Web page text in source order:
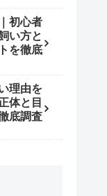
初心者
い方と
を徹底
理由を
体と目
底調査